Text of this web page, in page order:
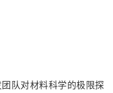
队对材料科学的极限探